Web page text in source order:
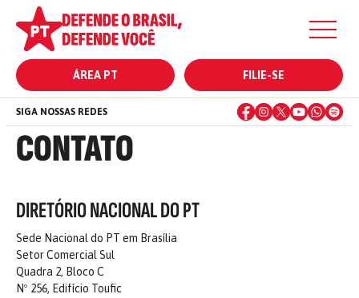
ÁREA PT FILIE-SE
SIGA NOSSAS REDES
CONTATO
DIRETÓRIO NACIONAL DO PT
Sede Nacional do PT em Brasília
Setor Comercial Sul
Quadra 2, Bloco C
Nº 256, Edifício Toufic